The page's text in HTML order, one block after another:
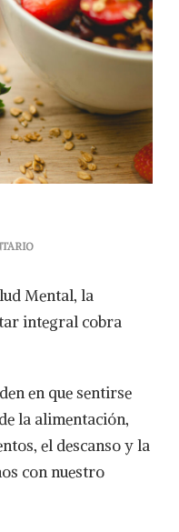
EN
LA
SALUD
MENTAL
Mental, la
integral cobra
en que sentirse
la alimentación,
el descanso y la
con nuestro